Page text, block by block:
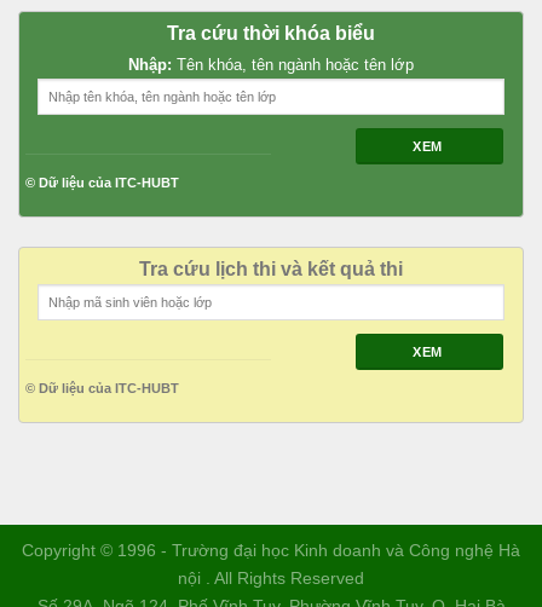
Tra cứu thời khóa biểu
Nhập: Tên khóa, tên ngành hoặc tên lớp
XEM
© Dữ liệu của ITC-HUBT
Tra cứu lịch thi và kết quả thi
XEM
© Dữ liệu của ITC-HUBT
Copyright © 1996 - Trường đại học Kinh doanh và Công nghệ Hà
nội . All Rights Reserved